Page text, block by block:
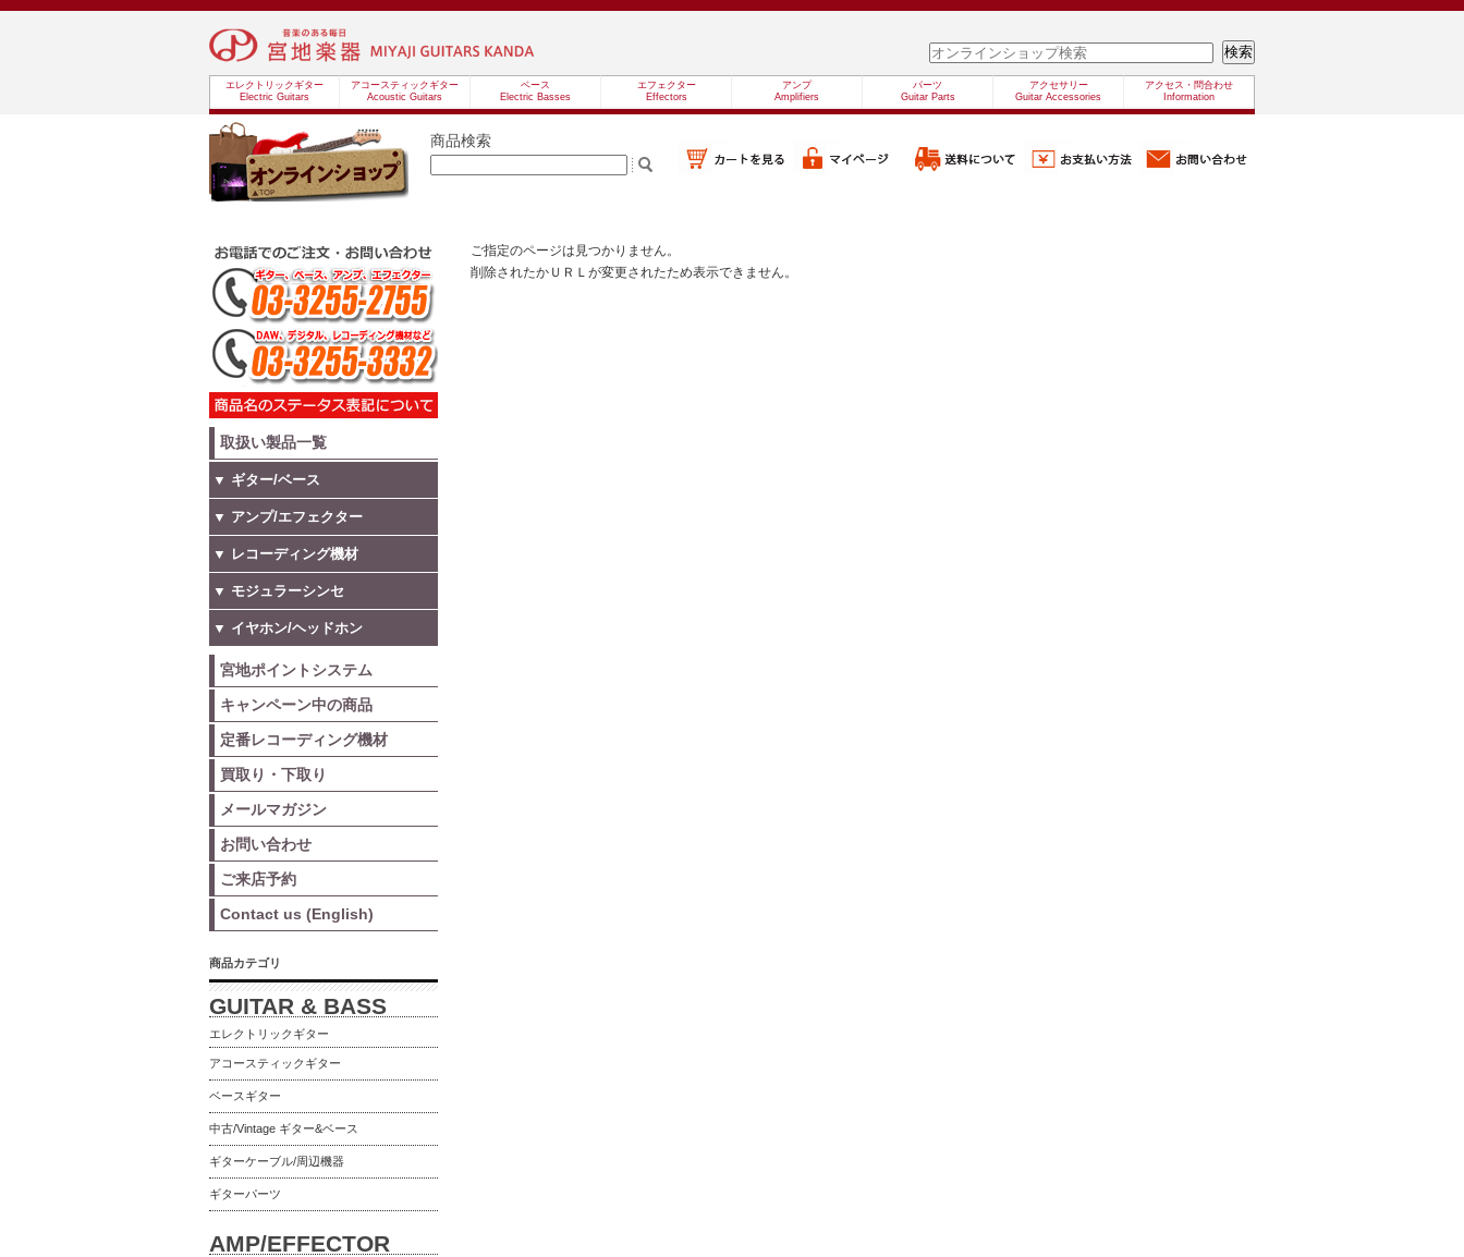
エレクトリックギター
Electric Guitars
アコースティックギター
Acoustic Guitars
ベース
Electric Basses
エフェクター
Effectors
アンプ
Amplifiers
パーツ
Guitar Parts
アクセサリー
Guitar Accessories
アクセス・問合わせ
Information
商品検索
ご指定のページは見つかりません。
削除されたかＵＲＬが変更されたため表示できません。
取扱い製品一覧
▼ ギター/ベース
▼ アンプ/エフェクター
▼ レコーディング機材
▼ モジュラーシンセ
▼ イヤホン/ヘッドホン
宮地ポイントシステム
キャンペーン中の商品
定番レコーディング機材
買取り・下取り
メールマガジン
お問い合わせ
ご来店予約
Contact us (English)
商品カテゴリ
GUITAR & BASS
エレクトリックギター
アコースティックギター
ベースギター
中古/Vintage ギター&ベース
ギターケーブル/周辺機器
ギターパーツ
AMP/EFFECTOR